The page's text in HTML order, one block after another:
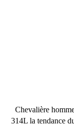
Chevalière
314L la tendance